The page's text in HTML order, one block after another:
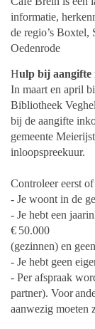
informatie,
de regio’s Boxtel,
Oedenrode
Hulp bij aangifte
In maart en april
Bibliotheek Veghel
bij de aangifte
gemeente
inloopspreekuur.
Controleer eerst
- Je woont in de
- Je hebt een
€ 50.000
(gezinnen) en
- Je hebt geen
- Per afspraak
partner). Voor
aanwezig moeten